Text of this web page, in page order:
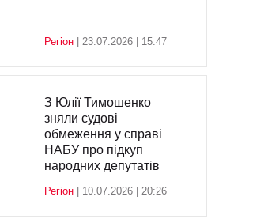
Регіон| 23.07.2026 | 15:47
З Юлії Тимошенко
зняли судові
обмеження у справі
НАБУ про підкуп
народних депутатів
Регіон| 10.07.2026 | 20:26